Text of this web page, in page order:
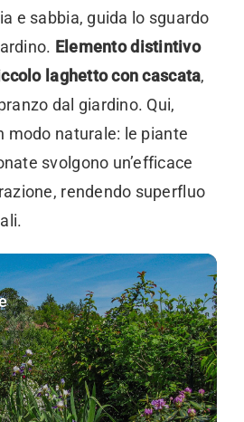
e sabbia, guida lo sguardo
Elemento distintivo
laghetto con cascata,
dal giardino. Qui,
modo naturale: le piante
svolgono un’efficace
rendendo superfluo